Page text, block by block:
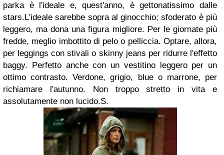
parka è l'ideale e, quest'anno, è gettonatissimo dalle
stars.L'ideale sarebbe sopra al ginocchio; sfoderato è più
leggero, ma dona una figura migliore. Per le giornate più
fredde, meglio imbottito di pelo o pelliccia. Optare, allora,
per leggings con stivali o skinny jeans per ridurre l'effetto
baggy. Perfetto anche con un vestitino leggero per un
ottimo contrasto. Verdone, grigio, blue o marrone, per
richiamare l'autunno. Non troppo stretto in vita e
assolutamente non lucido.S.